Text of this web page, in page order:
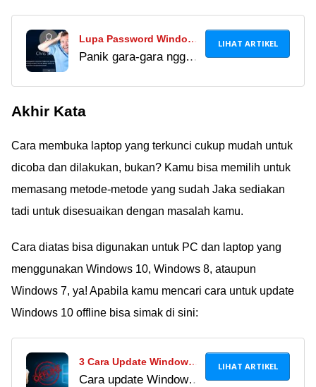
Lupa Password Windows
10? Ini Cara Mudah
Panik gara-gara nggak
Berikut adalah cara
password Windows 10
dengan mudah. 100%
works! (Update 2021)
LIHAT ARTIKEL
Akhir Kata
Cara membuka laptop yang terkunci cukup mudah untuk
dicoba dan dilakukan, bukan? Kamu bisa memilih untuk
memasang metode-metode yang sudah Jaka sediakan
tadi untuk disesuaikan dengan masalah kamu.
Cara diatas bisa digunakan untuk PC dan laptop yang
menggunakan Windows 10, Windows 8, ataupun
Windows 7, ya! Apabila kamu mencari cara untuk update
Windows 10 offline bisa simak di sini:
3 Cara Update Windows
10 Offline | Pilih Yang
Cara update Windows
LIHAT ARTIKEL